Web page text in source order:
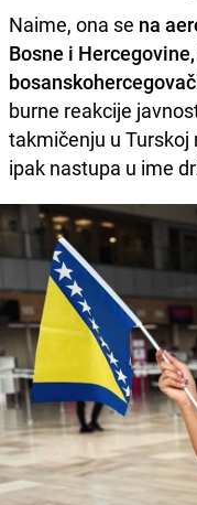
Naime, ona se na
Bosne i
burne reakcije
takmičenju u Turskoj
ipak nastupa u ime